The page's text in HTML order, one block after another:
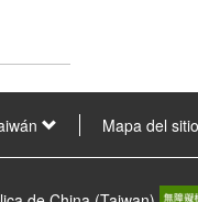
Mapa del sitio